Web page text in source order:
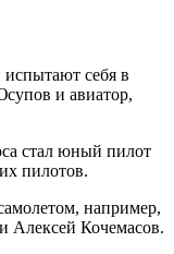
себя в
и авиатор,
стал юный пилот
пилотов.
например,
Алексей Кочемасов.